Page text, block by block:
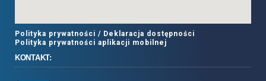
Polityka prywatności / Deklaracja dostępności
Polityka prywatności aplikacji mobilnej
KONTAKT: